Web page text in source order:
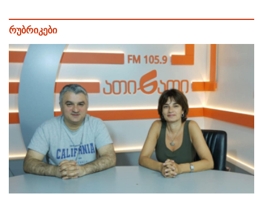
რუბრიკები